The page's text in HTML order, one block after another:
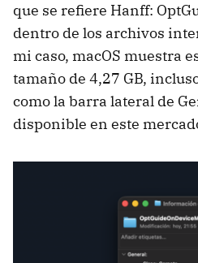
que se refiere Hanff:
dentro de los archivos
mi caso, macOS muestra
tamaño de 4,27 GB,
como la barra lateral de
disponible en este